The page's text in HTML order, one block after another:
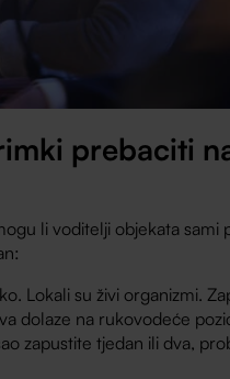
prebaciti
li voditelji objekata sami
Lokali su živi organizmi.
dolaze na rukovodeće
zapustite tjedan ili dva,